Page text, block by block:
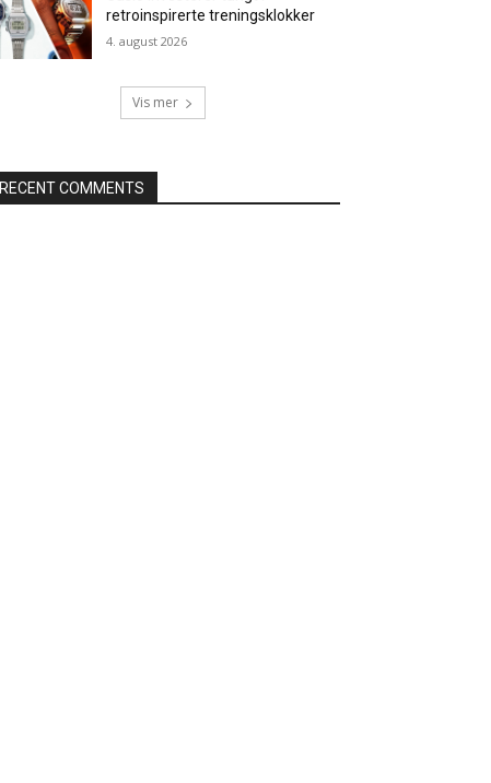
retroinspirerte treningsklokker
4. august 2026
Vis mer
RECENT COMMENTS